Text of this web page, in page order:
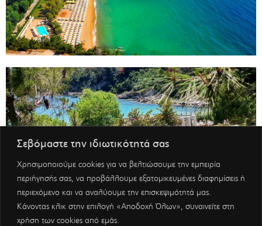
Σεβόμαστε την ιδιωτικότητά σας
Χρησιμοποιούμε cookies για να βελτιώσουμε την εμπειρία
περιήγησής σας, να προβάλλουμε εξατομικευμένες διαφημίσεις ή
περιεχόμενο και να αναλύουμε την επισκεψιμότητά μας.
Κάνοντας κλικ στην επιλογή «Αποδοχή Όλων», συναινείτε στη
χρήση των cookies από εμάς.